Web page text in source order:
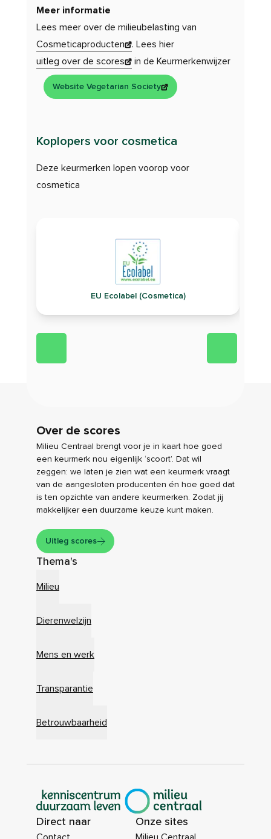
Meer informatie
Lees meer over de milieubelasting van
Cosmeticaproducten
. Lees hier
uitleg over de scores
in de Keurmerkenwijzer
Website Vegetarian Society
Koplopers voor cosmetica
Deze keurmerken lopen voorop voor
cosmetica
EU Ecolabel (Cosmetica)
Over de scores
Milieu Centraal brengt voor je in kaart hoe goed
een keurmerk nou eigenlijk ‘scoort’. Dat wil
zeggen: we laten je zien wat een keurmerk vraagt
van de aangesloten producenten én hoe goed dat
is ten opzichte van andere keurmerken. Zodat jij
makkelijker een duurzame keuze kunt maken.
Uitleg scores
Thema's
Milieu
Dierenwelzijn
Mens en werk
Transparantie
Betrouwbaarheid
|
Direct naar Onze sites